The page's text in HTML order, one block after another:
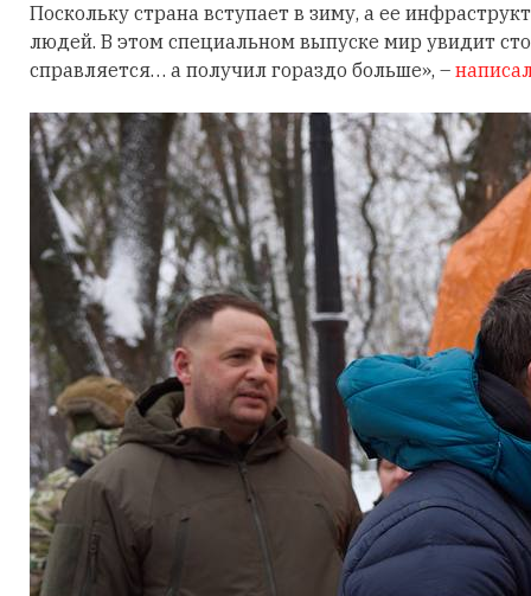
Поскольку страна вступает в зиму, а ее
людей. В этом специальном выпуске мир увидит
справляется… а получил гораздо больше», –